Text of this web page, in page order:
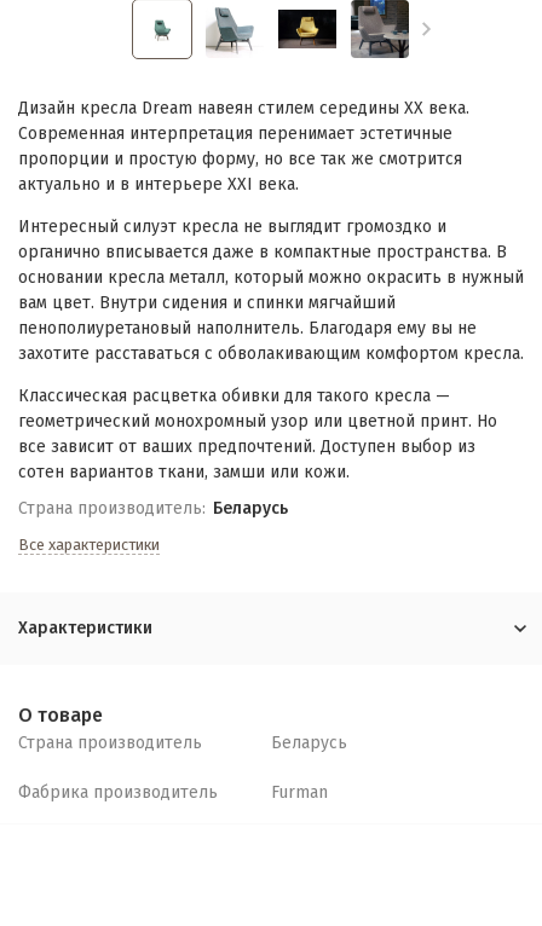
Дизайн кресла Dream навеян стилем середины XX века.
Современная интерпретация перенимает эстетичные
пропорции и простую форму, но все так же смотрится
актуально и в интерьере XXI века.
Интересный силуэт кресла не выглядит громоздко и
органично вписывается даже в компактные пространства. В
основании кресла металл, который можно окрасить в нужный
вам цвет. Внутри сидения и спинки мягчайший
пенополиуретановый наполнитель. Благодаря ему вы не
захотите расставаться с обволакивающим комфортом кресла.
Классическая расцветка обивки для такого кресла —
геометрический монохромный узор или цветной принт. Но
все зависит от ваших предпочтений. Доступен выбор из
сотен вариантов ткани, замши или кожи.
Страна производитель: Беларусь
Все характеристики
Характеристики
О товаре
Страна производитель Беларусь
Фабрика производитель Furman